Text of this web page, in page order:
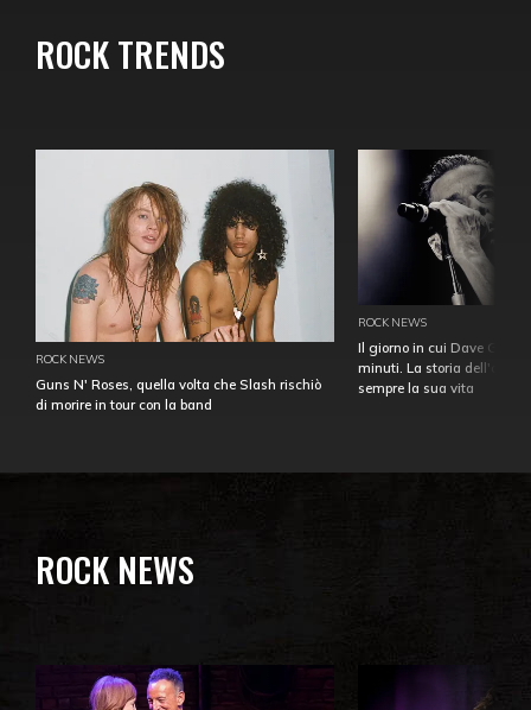
ROCK TRENDS
ROCK NEWS
Guns N' Roses, quella volta che Slash rischiò
di morire in tour con la band
ROCK NEWS
Il giorno in cui Dave
minuti. La storia
sempre la sua vita
ROCK NEWS